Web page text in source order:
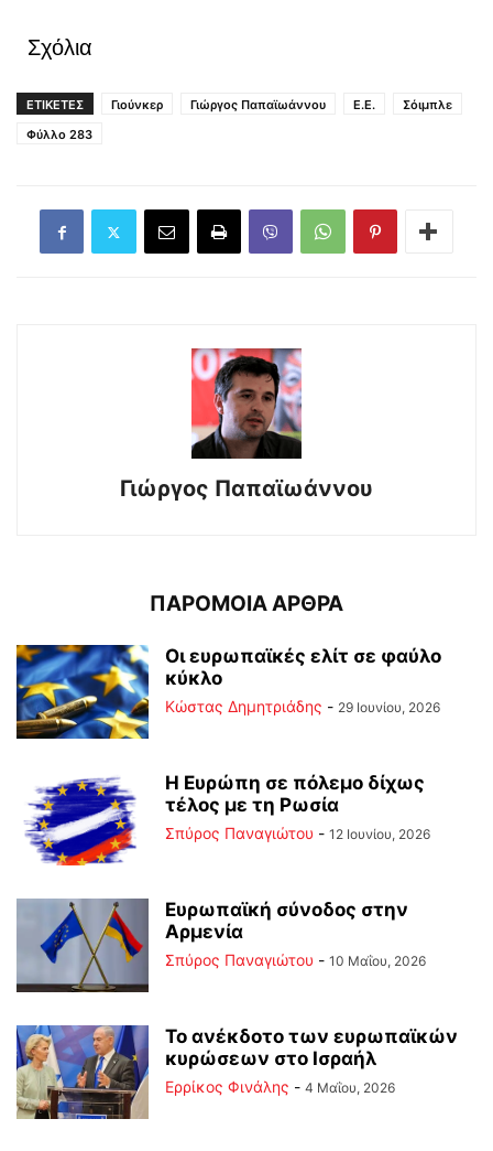
Σχόλια
ΕΤΙΚΕΤΕΣ Γιούνκερ Γιώργος Παπαϊωάννου Ε.Ε.
Σόιμπλε
Φύλλο 283
Γιώργος Παπαϊωάννου
ΠΑΡΟΜΟΙΑ ΑΡΘΡΑ
Οι ευρωπαϊκές ελίτ σε φαύλο
κύκλο
Kώστας Δημητριάδης - 29 Ιουνίου, 2026
Η Ευρώπη σε πόλεμο δίχως
τέλος με τη Ρωσία
Σπύρος Παναγιώτου - 12 Ιουνίου, 2026
Ευρωπαϊκή σύνοδος στην
Αρμενία
Σπύρος Παναγιώτου - 10 Μαΐου, 2026
Το ανέκδοτο των ευρωπαϊκών
κυρώσεων στο Ισραήλ
Ερρίκος Φινάλης - 4 Μαΐου, 2026